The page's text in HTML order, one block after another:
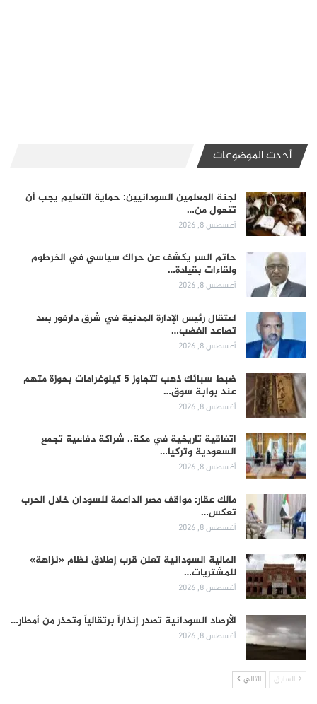
أحدث الموضوعات
لجنة المعلمين السودانيين: حماية التعليم يجب أن
تتحول من…
أغسطس 8, 2026
حاتم السر يكشف عن حراك سياسي في الخرطوم
ولقاءات بقيادة…
أغسطس 8, 2026
اعتقال رئيس الإدارة المدنية في شرق دارفور بعد
تصاعد الغضب…
أغسطس 8, 2026
ضبط سبائك ذهب تتجاوز 5 كيلوغرامات بحوزة متهم
عند بوابة سوق…
أغسطس 8, 2026
اتفاقية تاريخية في مكة.. شراكة دفاعية تجمع
السعودية وتركيا…
أغسطس 8, 2026
مالك عقار: مواقف مصر الداعمة للسودان خلال الحرب
تعكس…
أغسطس 8, 2026
المالية السودانية تعلن قرب إطلاق نظام «نزاهة»
للمشتريات…
أغسطس 8, 2026
الأرصاد السودانية تصدر إنذاراً برتقالياً وتحذر من أمطار…
أغسطس 8, 2026
السابق التالي